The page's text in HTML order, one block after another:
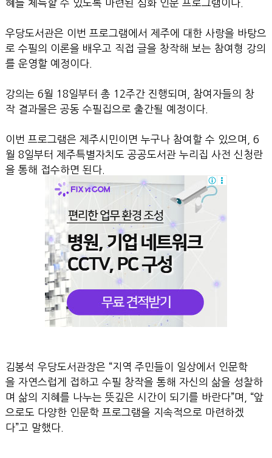
혜를 체득할 수 있도록 마련된 심화 인문 프로그램이다.
우당도서관은 이번 프로그램에서 제주에 대한 사랑을 바탕으
로 수필의 이론을 배우고 직접 글을 창작해 보는 참여형 강의
를 운영할 예정이다.
강의는 6월 18일부터 총 12주간 진행되며, 참여자들의 창
작 결과물은 공동 수필집으로 출간될 예정이다.
이번 프로그램은 제주시민이면 누구나 참여할 수 있으며, 6
월 8일부터 제주특별자치도 공공도서관 누리집 사전 신청란
을 통해 접수하면 된다.
김봉석 우당도서관장은 “지역 주민들이 일상에서 인문학
을 자연스럽게 접하고 수필 창작을 통해 자신의 삶을 성찰하
며 삶의 지혜를 나누는 뜻깊은 시간이 되기를 바란다”며, “앞
으로도 다양한 인문학 프로그램을 지속적으로 마련하겠
다”고 말했다.